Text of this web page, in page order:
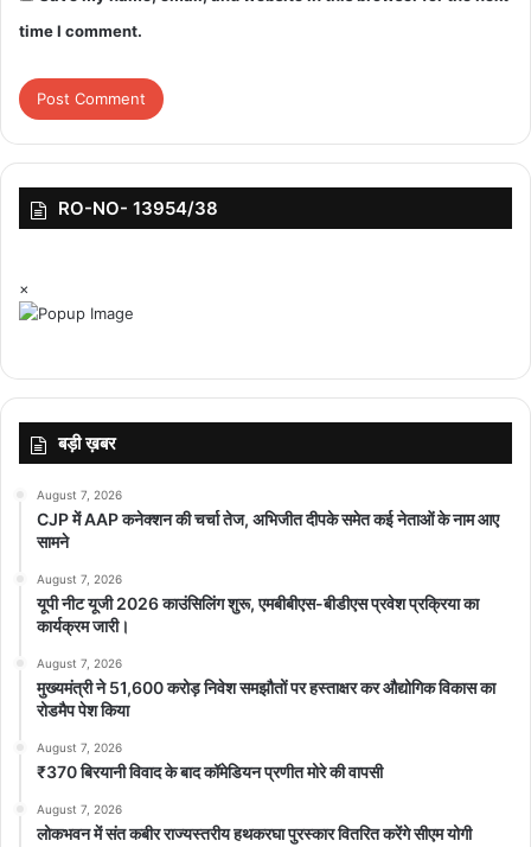
time I comment.
RO-NO- 13954/38
×
बड़ी ख़बर
August 7, 2026
CJP में AAP कनेक्शन की चर्चा तेज, अभिजीत दीपके समेत कई नेताओं के नाम आए
सामने
August 7, 2026
यूपी नीट यूजी 2026 काउंसिलिंग शुरू, एमबीबीएस-बीडीएस प्रवेश प्रक्रिया का
कार्यक्रम जारी।
August 7, 2026
मुख्यमंत्री ने 51,600 करोड़ निवेश समझौतों पर हस्ताक्षर कर औद्योगिक विकास का
रोडमैप पेश किया
August 7, 2026
₹370 बिरयानी विवाद के बाद कॉमेडियन प्रणीत मोरे की वापसी
August 7, 2026
लोकभवन में संत कबीर राज्यस्तरीय हथकरघा पुरस्कार वितरित करेंगे सीएम योगी